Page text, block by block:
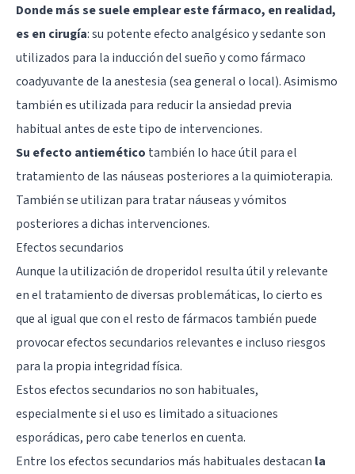
Donde más se suele emplear este fármaco, en realidad,
es en cirugía: su potente efecto analgésico y sedante son
utilizados para la inducción del sueño y como fármaco
coadyuvante de la anestesia (sea general o local). Asimismo
también es utilizada para reducir la ansiedad previa
habitual antes de este tipo de intervenciones.
Su efecto antiemético también lo hace útil para el
tratamiento de las náuseas posteriores a la quimioterapia.
También se utilizan para tratar náuseas y vómitos
posteriores a dichas intervenciones.
Efectos secundarios
Aunque la utilización de droperidol resulta útil y relevante
en el tratamiento de diversas problemáticas, lo cierto es
que al igual que con el resto de fármacos también puede
provocar efectos secundarios relevantes e incluso riesgos
para la propia integridad física.
Estos efectos secundarios no son habituales,
especialmente si el uso es limitado a situaciones
esporádicas, pero cabe tenerlos en cuenta.
Entre los efectos secundarios más habituales destacan la